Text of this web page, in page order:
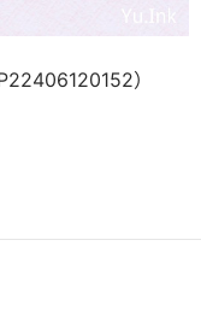
）